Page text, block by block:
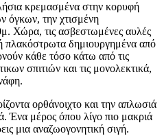
κρεμασμένα στην κορυφή
όγκων, την χτισμένη
Χώρα, τις ασβεστωμένες αυλές
πλακόστρωτα δημιουργημένα από
κάθε τόσο κάτω από τις
σπιτιών και τις μονολεκτικά,
ορθάνοιχτο και την απλωσιά
Ένα μέρος όπου λίγο πιο μακριά
μια αναζωογονητική σιγή.